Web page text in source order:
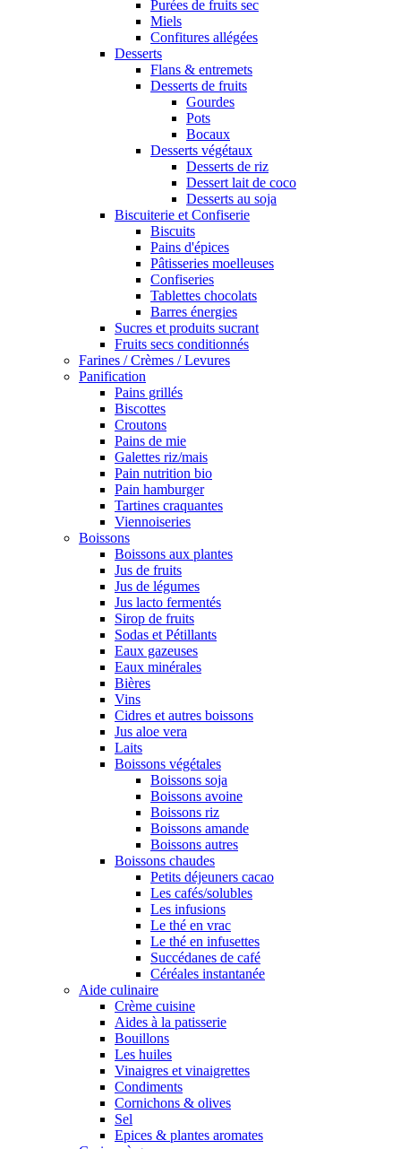
Purées de fruits sec
Miels
Confitures allégées
Desserts
Flans & entremets
Desserts de fruits
Gourdes
Pots
Bocaux
Desserts végétaux
Desserts de riz
Dessert lait de coco
Desserts au soja
Biscuiterie et Confiserie
Biscuits
Pains d'épices
Pâtisseries moelleuses
Confiseries
Tablettes chocolats
Barres énergies
Sucres et produits sucrant
Fruits secs conditionnés
Farines / Crèmes / Levures
Panification
Pains grillés
Biscottes
Croutons
Pains de mie
Galettes riz/mais
Pain nutrition bio
Pain hamburger
Tartines craquantes
Viennoiseries
Boissons
Boissons aux plantes
Jus de fruits
Jus de légumes
Jus lacto fermentés
Sirop de fruits
Sodas et Pétillants
Eaux gazeuses
Eaux minérales
Bières
Vins
Cidres et autres boissons
Jus aloe vera
Laits
Boissons végétales
Boissons soja
Boissons avoine
Boissons riz
Boissons amande
Boissons autres
Boissons chaudes
Petits déjeuners cacao
Les cafés/solubles
Les infusions
Le thé en vrac
Le thé en infusettes
Succédanes de café
Céréales instantanée
Aide culinaire
Crème cuisine
Aides à la patisserie
Bouillons
Les huiles
Vinaigres et vinaigrettes
Condiments
Cornichons & olives
Sel
Epices & plantes aromates